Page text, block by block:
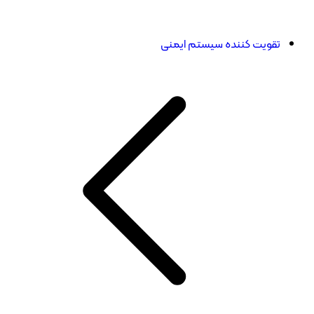
تقویت کننده سیستم ایمنی